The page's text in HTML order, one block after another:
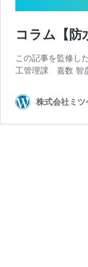
コラム【
この記事を監修
工管理課 嘉数
株式会社ミツ